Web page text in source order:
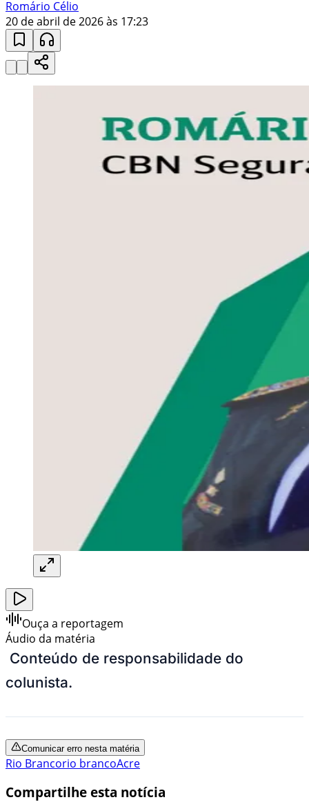
Romário Célio
20 de abril de 2026 às 17:23
Ouça a reportagem
Áudio da matéria
Conteúdo de responsabilidade do
colunista.
Comunicar erro nesta matéria
Rio Brancorio brancoAcre
Compartilhe esta notícia